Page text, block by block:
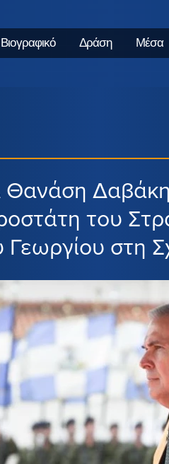
Βιογραφικό Δράση Μέσα
Δαβάκη
του
Γεωργίου στη